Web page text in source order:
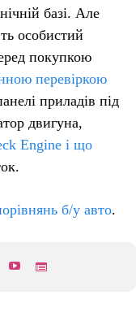
базі. Але
особистий
покупкою
перевіркою
приладів під
двигуна,
Engine і що
б/у авто.